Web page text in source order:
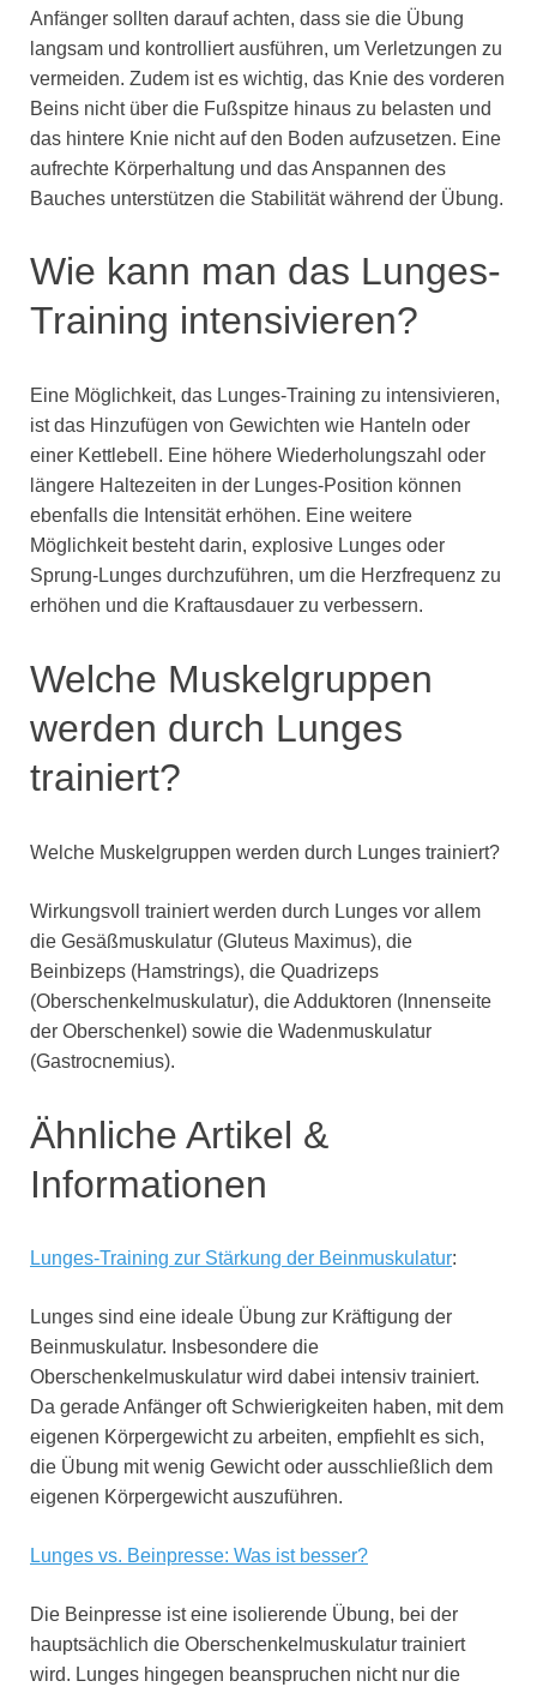
Anfänger sollten darauf achten, dass sie die Übung
langsam und kontrolliert ausführen, um Verletzungen zu
vermeiden. Zudem ist es wichtig, das Knie des vorderen
Beins nicht über die Fußspitze hinaus zu belasten und
das hintere Knie nicht auf den Boden aufzusetzen. Eine
aufrechte Körperhaltung und das Anspannen des
Bauches unterstützen die Stabilität während der Übung.
Wie kann man das Lunges-
Training intensivieren?
Eine Möglichkeit, das Lunges-Training zu intensivieren,
ist das Hinzufügen von Gewichten wie Hanteln oder
einer Kettlebell. Eine höhere Wiederholungszahl oder
längere Haltezeiten in der Lunges-Position können
ebenfalls die Intensität erhöhen. Eine weitere
Möglichkeit besteht darin, explosive Lunges oder
Sprung-Lunges durchzuführen, um die Herzfrequenz zu
erhöhen und die Kraftausdauer zu verbessern.
Welche Muskelgruppen
werden durch Lunges
trainiert?
Welche Muskelgruppen werden durch Lunges trainiert?
Wirkungsvoll trainiert werden durch Lunges vor allem
die Gesäßmuskulatur (Gluteus Maximus), die
Beinbizeps (Hamstrings), die Quadrizeps
(Oberschenkelmuskulatur), die Adduktoren (Innenseite
der Oberschenkel) sowie die Wadenmuskulatur
(Gastrocnemius).
Ähnliche Artikel &
Informationen
Lunges-Training zur Stärkung der Beinmuskulatur:
Lunges sind eine ideale Übung zur Kräftigung der
Beinmuskulatur. Insbesondere die
Oberschenkelmuskulatur wird dabei intensiv trainiert.
Da gerade Anfänger oft Schwierigkeiten haben, mit dem
eigenen Körpergewicht zu arbeiten, empfiehlt es sich,
die Übung mit wenig Gewicht oder ausschließlich dem
eigenen Körpergewicht auszuführen.
Lunges vs. Beinpresse: Was ist besser?
Die Beinpresse ist eine isolierende Übung, bei der
hauptsächlich die Oberschenkelmuskulatur trainiert
wird. Lunges hingegen beanspruchen nicht nur die